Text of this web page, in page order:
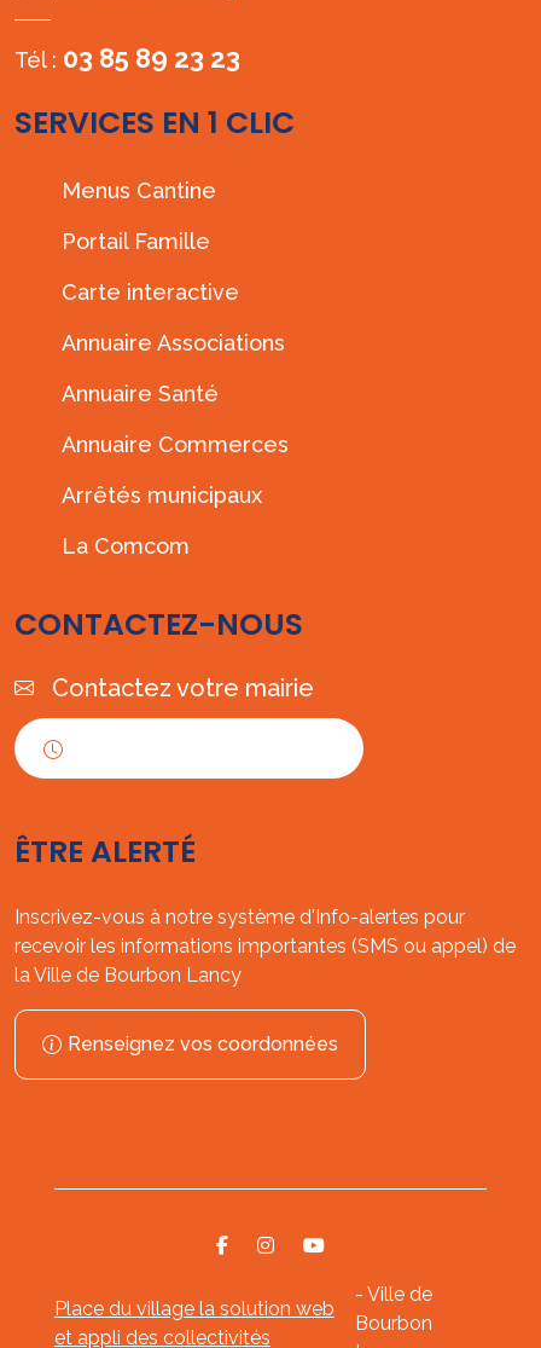
Tél : 03 85 89 23 23
SERVICES EN 1 CLIC
Menus Cantine
Portail Famille
Carte interactive
Annuaire Associations
Annuaire Santé
Annuaire Commerces
Arrêtés municipaux
La Comcom
CONTACTEZ-NOUS
Contactez votre mairie
ÊTRE ALERTÉ
Inscrivez-vous à notre système d'Info-alertes pour
recevoir les informations importantes (SMS ou appel) de
la Ville de Bourbon Lancy
Renseignez vos coordonnées
Place du village la solution web
et appli des collectivités
- Ville de
Bourbon